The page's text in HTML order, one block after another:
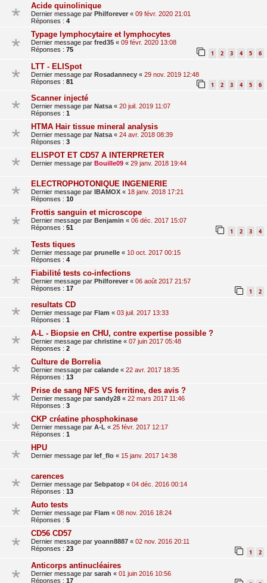
Acide quinolinique
Dernier message par Philforever « 09 févr. 2020 21:01
Réponses : 4
Typage lymphocytaire et lymphocytes
Dernier message par fred35 « 09 févr. 2020 13:08
Réponses : 75 1 2 3 4 5 6
LTT - ELISpot
Dernier message par Rosadannecy « 29 nov. 2019 12:48
Réponses : 81 1 2 3 4 5 6
Scanner injecté
Dernier message par Natsa « 20 juil. 2019 11:07
Réponses : 1
HTMA Hair tissue mineral analysis
Dernier message par Natsa « 24 avr. 2018 08:39
Réponses : 3
ELISPOT ET CD57 A INTERPRETER
Dernier message par Bouille09 « 29 janv. 2018 19:44
ELECTROPHOTONIQUE INGENIERIE
Dernier message par IBAMOX « 18 janv. 2018 17:21
Réponses : 10
Frottis sanguin et microscope
Dernier message par Benjamin « 06 déc. 2017 15:07
Réponses : 51 1 2 3 4
Tests tiques
Dernier message par prunelle « 10 oct. 2017 00:15
Réponses : 4
Fiabilité tests co-infections
Dernier message par Philforever « 06 août 2017 21:57
Réponses : 17 1 2
resultats CD
Dernier message par Flam « 03 juil. 2017 13:33
Réponses : 1
A-L - Biopsie en CHU, contre expertise possible ?
Dernier message par christine « 07 juin 2017 05:48
Réponses : 2
Culture de Borrelia
Dernier message par calande « 22 avr. 2017 18:35
Réponses : 13
Prise de sang NFS VS ferritine, des avis ?
Dernier message par sandy28 « 22 mars 2017 11:46
Réponses : 3
CKP créatine phosphokinase
Dernier message par A-L « 25 févr. 2017 12:17
Réponses : 1
HPU
Dernier message par lef_flo « 15 janv. 2017 14:38
carences
Dernier message par Sebpatop « 04 déc. 2016 00:14
Réponses : 13
Auto tests
Dernier message par Flam « 08 nov. 2016 18:24
Réponses : 5
CD56 CD57
Dernier message par yoann8887 « 02 nov. 2016 20:11
Réponses : 23 1 2
Anticorps antinucléaires
Dernier message par sarah « 01 juin 2016 10:56
Réponses : 17